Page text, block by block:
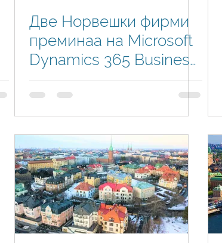
Две Норвешки фирми
преминаа на Microsoft
Dynamics 365 Business
Central